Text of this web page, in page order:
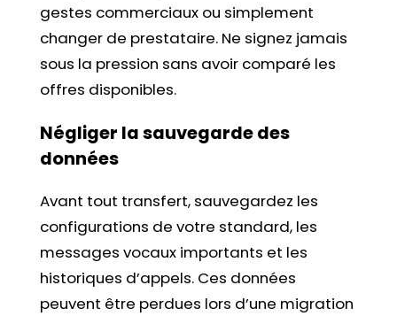
gestes commerciaux ou simplement
changer de prestataire. Ne signez jamais
sous la pression sans avoir comparé les
offres disponibles.
Négliger la sauvegarde des
données
Avant tout transfert, sauvegardez les
configurations de votre standard, les
messages vocaux importants et les
historiques d’appels. Ces données
peuvent être perdues lors d’une migration